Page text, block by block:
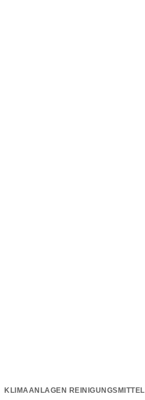
KLIMAANLAGEN REINIGUNGSMITTEL